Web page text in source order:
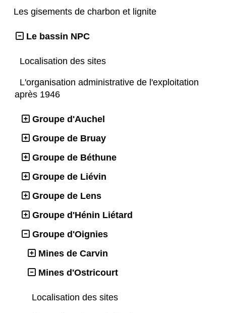
Les gisements de charbon et lignite
Le bassin NPC
Localisation des sites
L'organisation administrative de l'exploitation
après 1946
Groupe d'Auchel
Groupe de Bruay
Groupe de Béthune
Groupe de Liévin
Groupe de Lens
Groupe d'Hénin Liétard
Groupe d'Oignies
Mines de Carvin
Mines d'Ostricourt
Localisation des sites